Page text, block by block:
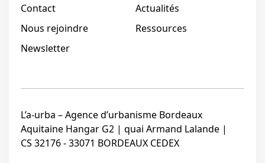
Contact
Actualités
Nous rejoindre
Ressources
Newsletter
L’a-urba – Agence d’urbanisme Bordeaux
Aquitaine Hangar G2 | quai Armand Lalande |
CS 32176 - 33071 BORDEAUX CEDEX